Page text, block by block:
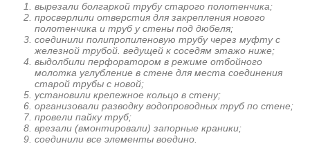
вырезали болгаркой трубу старого полотенчика;
просверлили отверстия для закрепления нового
полотенчика и труб у стены под дюбеля;
соединили полипропиленовую трубу через муфту с
железной трубой. ведущей к соседям этажо ниже;
выдолбили перфоратором в режиме отбойного
молотка углубление в стене для места соединения
старой трубы с новой;
установили крепежное кольцо в стену;
организовали разводку водопроводных труб по стене;
провели пайку труб;
врезали (вмонтировали) запорные краники;
соединили все элементы воедино.